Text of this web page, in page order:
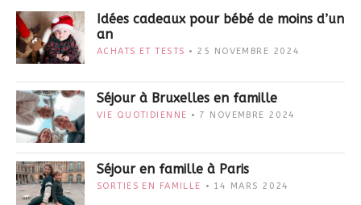
Idées cadeaux pour bébé de moins d’un
an
ACHATS ET TESTS 25 NOVEMBRE 2024
Séjour à Bruxelles en famille
VIE QUOTIDIENNE 7 NOVEMBRE 2024
Séjour en famille à Paris
SORTIES EN FAMILLE 14 MARS 2024